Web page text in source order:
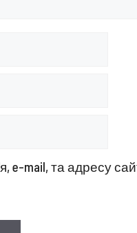
e-mail, та адресу